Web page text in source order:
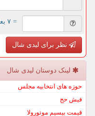
= ۷ بعلاوه ۴
نظر برای لیدی شال
لینک دوستان لیدی شال
حوزه های انتخابیه مجلس
فیش حج
قیمت بیسیم موتورولا